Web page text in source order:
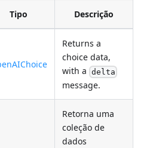
Tipo Descrição
Returns a
choice data,
with a delta
message.
Retorna uma
coleção de
dados